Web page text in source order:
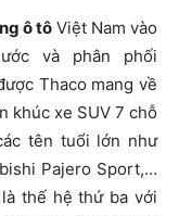
ô tôViệt Nam vào
và phân phối
Thaco mang về
khúc xe SUV 7 chỗ
tên tuổi lớn như
Pajero Sport,…
thế hệ thứ ba với